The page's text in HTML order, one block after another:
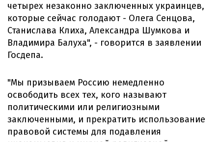
четырех незаконно заключенных украинцев,
которые сейчас голодают - Олега Сенцова,
Станислава Клиха, Александра Шумкова и
Владимира Балуха", - говорится в заявлении
Госдепа.
"Мы призываем Россию немедленно
освободить всех тех, кого называют
политическими или религиозными
заключенными, и прекратить использование
правовой системы для подавления